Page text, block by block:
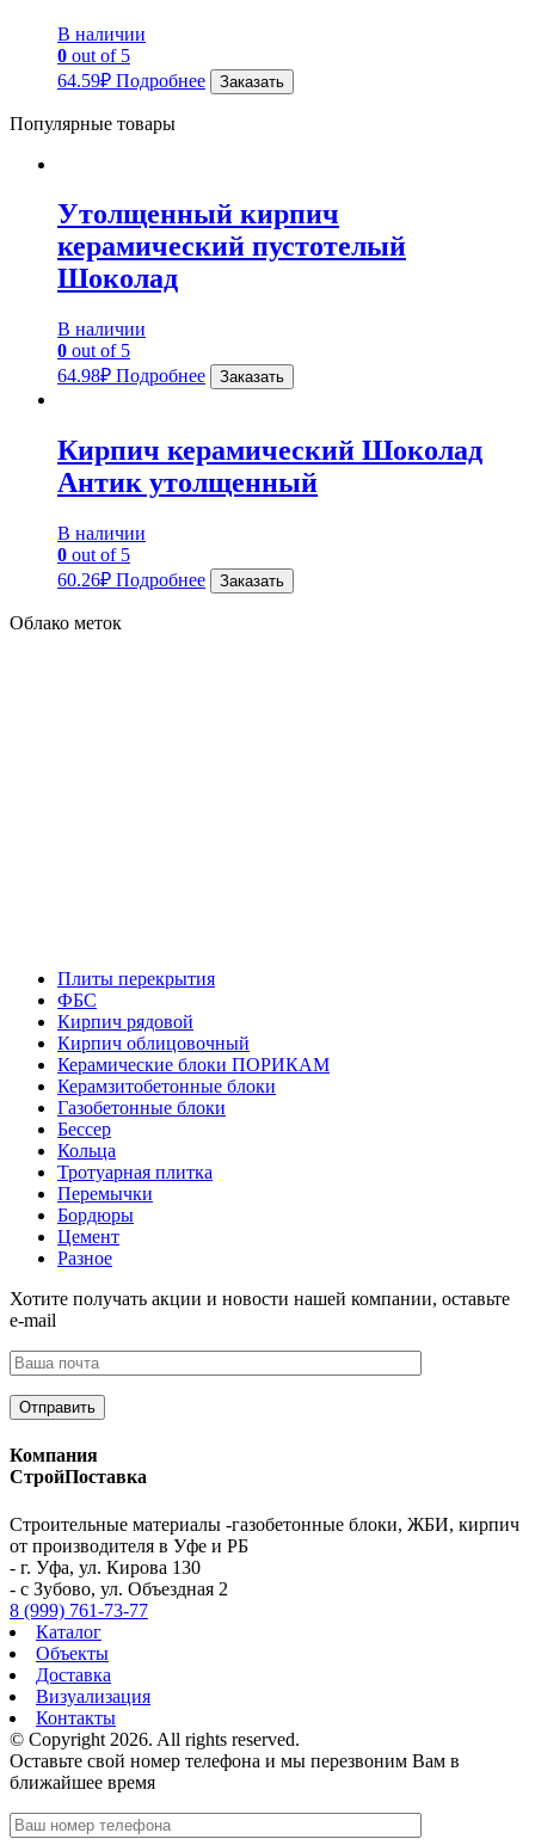
В наличии
0 out of 5
64.59₽ Подробнее Заказать
Популярные товары
Утолщенный кирпич
керамический пустотелый
Шоколад
В наличии
0 out of 5
64.98₽ Подробнее Заказать
Кирпич керамический Шоколад
Антик утолщенный
В наличии
0 out of 5
60.26₽ Подробнее Заказать
Облако меток
Плиты перекрытия
ФБС
Кирпич рядовой
Кирпич облицовочный
Керамические блоки ПОРИКАМ
Керамзитобетонные блоки
Газобетонные блоки
Бессер
Кольца
Тротуарная плитка
Перемычки
Бордюры
Цемент
Разное
Хотите получать акции и новости нашей компании, оставьте
e-mail
Компания
СтройПоставка
Строительные материалы -газобетонные блоки, ЖБИ, кирпич
от производителя в Уфе и РБ
- г. Уфа, ул. Кирова 130
- с Зубово, ул. Объездная 2
8 (999) 761-73-77
Каталог
Объекты
Доставка
Визуализация
Контакты
© Copyright 2026. All rights reserved.
Оставьте свой номер телефона и мы перезвоним Вам в
ближайшее время